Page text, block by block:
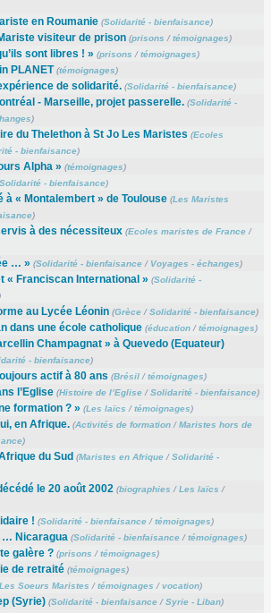
en Roumanie (Solidarité - bienfaisance)
visiteur de prison (prisons /témoignages)
sont libres ! » (prisons /témoignages)
PLANET (témoignages)
de solidarité. (Solidarité - bienfaisance)
- Marseille, projet passerelle. (Solidarité -
)
du Thelethon à St Jo Les Maristes (Ecoles
- bienfaisance)
Alpha » (témoignages)
- bienfaisance)
à « Montalembert » de Toulouse (Les Maristes
)
à des nécessiteux (Ecoles maristes de France/
… » (Solidarité - bienfaisance/ Voyages - échanges)
« Franciscan International » (Solidarité -
)
au Lycée Léonin (Grèce/Solidarité - bienfaisance)
dans une école catholique (éducation/témoignages)
Champagnat » à Quevedo (Equateur)
- bienfaisance)
actif à 80 ans (Brésil/témoignages)
l’Eglise (Histoire de l’Eglise/Solidarité - bienfaisance)
formation ? » (Les laïcs /témoignages)
en Afrique. (Activités de formation/Maristes hors de
)
du Sud (Maristes en Afrique/Solidarité -
le 20 août 2002 (biographies /Les laïcs /
! (Solidarité - bienfaisance/témoignages)
Nicaragua (Solidarité - bienfaisance/témoignages)
galère ? (prisons /témoignages)
de retraité (témoignages)
Soeurs Maristes /témoignages /vocation)
(Syrie) (Solidarité - bienfaisance/Syrie - Liban)